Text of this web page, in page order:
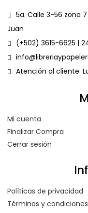
5a. Calle 3-56 zona
Juan
(+502) 3615-6625 |
Atención al cliente:
Mi cuenta
Finalizar Compra
Cerrar sesión
Políticas de privacidad
Términos y condiciones